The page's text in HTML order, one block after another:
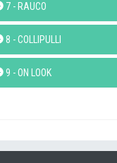
7 - RAUCO
8 - COLLIPULLI
9 - ON LOOK